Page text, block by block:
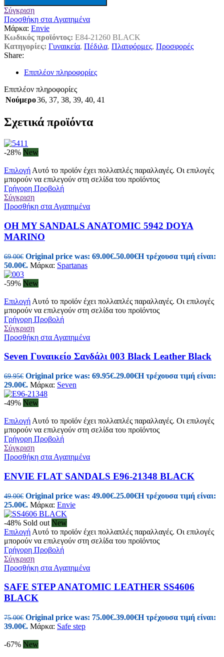
Σύγκριση
Προσθήκη στα Αγαπημένα
Μάρκα: Envie
Κωδικός προϊόντος: E84-21260 BLACK
Κατηγορίες: Γυναικεία, Πέδιλα, Πλατφόρμες, Προσφορές
Share:
Επιπλέον πληροφορίες
Επιπλέον πληροφορίες
Νούμερο36, 37, 38, 39, 40, 41
Σχετικά προϊόντα
-28% New
Επιλογή Αυτό το προϊόν έχει πολλαπλές παραλλαγές. Οι επιλογές
μπορούν να επιλεγούν στη σελίδα του προϊόντος
Γρήγορη Προβολή
Σύγκριση
Προσθήκη στα Αγαπημένα
OH MY SANDALS ANATOMIC 5942 DOYA
MARINO
69.00€ Original price was: 69.00€.50.00€Η τρέχουσα τιμή είναι:
50.00€. Μάρκα: Spartanas
-59% New
Επιλογή Αυτό το προϊόν έχει πολλαπλές παραλλαγές. Οι επιλογές
μπορούν να επιλεγούν στη σελίδα του προϊόντος
Γρήγορη Προβολή
Σύγκριση
Προσθήκη στα Αγαπημένα
Seven Γυναικείo Σανδάλι 003 Black Leather Black
69.95€ Original price was: 69.95€.29.00€Η τρέχουσα τιμή είναι:
29.00€. Μάρκα: Seven
-49% New
Επιλογή Αυτό το προϊόν έχει πολλαπλές παραλλαγές. Οι επιλογές
μπορούν να επιλεγούν στη σελίδα του προϊόντος
Γρήγορη Προβολή
Σύγκριση
Προσθήκη στα Αγαπημένα
ENVIE FLAT SANDALS E96-21348 BLACK
49.00€ Original price was: 49.00€.25.00€Η τρέχουσα τιμή είναι:
25.00€. Μάρκα: Envie
-48% Sold out New
Επιλογή Αυτό το προϊόν έχει πολλαπλές παραλλαγές. Οι επιλογές
μπορούν να επιλεγούν στη σελίδα του προϊόντος
Γρήγορη Προβολή
Σύγκριση
Προσθήκη στα Αγαπημένα
SAFE STEP ANATOMIC LEATHER SS4606
BLACK
75.00€ Original price was: 75.00€.39.00€Η τρέχουσα τιμή είναι:
39.00€. Μάρκα: Safe step
-67% New